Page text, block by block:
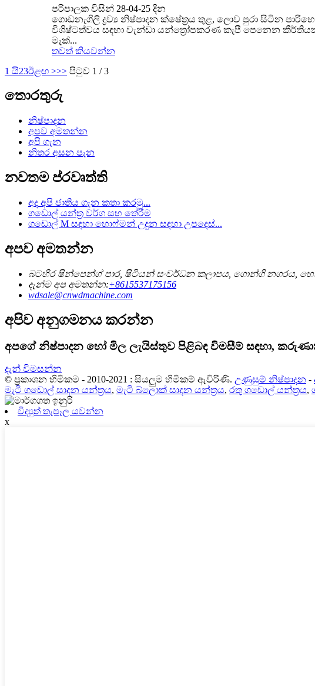
පරිපාලක විසින් 28-04-25 දින
ගොඩනැගිලි ද්‍රව්‍ය නිෂ්පාදන ක්ෂේත්‍රය තුළ, ලොව පුරා සිටින
විශිෂ්ටත්වය සඳහා වැන්ඩා යන්ත්‍රෝපකරණ කැපී පෙනෙන
මැක්...
තවත් කියවන්න
1 යි23ඊළඟ >>> පිටුව 1 / 3
තොරතුරු
නිෂ්පාදන
අපව අමතන්න
අපි ගැන
නිතර අසන පැන
නවතම ප්රවෘත්ති
අද අපි ජාතිය ගැන කතා කරමු...
ගඩොල් යන්ත්‍ර වර්ග සහ තේරීම
ගඩොල් M සඳහා හොෆ්මන් උදුන සඳහා උපදෙස්...
අපව අමතන්න
බටහිර ෂින්පෙන්ග් පාර, ෂිටියන් සංවර්ධන කලාපය, ගොන්ගි නගරය,
දැන්ම අප අමතන්න:+8615537175156
wdsale@cnwdmachine.com
අපිව අනුගමනය කරන්න
අපගේ නිෂ්පාදන හෝ මිල ලැයිස්තුව පිළිබඳ විමසීම් සඳහා,
දැන් විමසන්න
© ප්‍රකාශන හිමිකම - 2010-2021 : සියලුම හිමිකම් ඇවිරිණි. උණුසුම් නිෂ්පාදන -
මැටි ගඩොල් සාදන යන්ත්‍රය, මැටි බ්ලොක් සාදන යන්ත්‍රය, රතු ගඩොල් යන්ත්‍රය,
විද්‍යුත් තැපෑල යවන්න
x